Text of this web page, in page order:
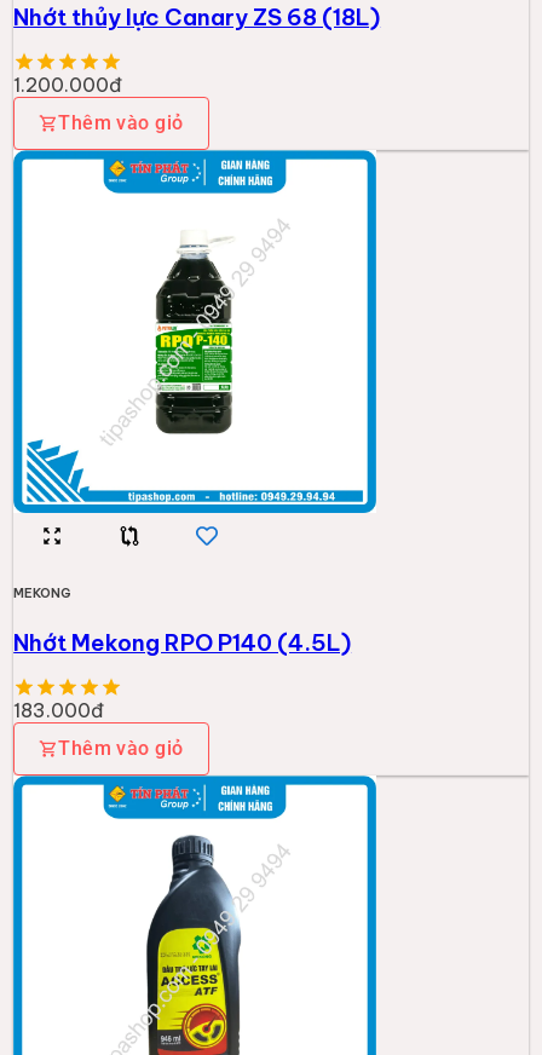
Nhớt thủy lực Canary ZS 68 (18L)
1.200.000đ
Thêm vào giỏ
MEKONG
Nhớt Mekong RPO P140 (4.5L)
183.000đ
Thêm vào giỏ